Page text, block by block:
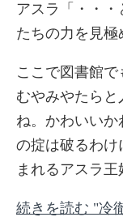
アスラ「・・・
たちの力を見極
ここで図書館で
むやみやたら
ね。かわいい
の掟は破るわ
まれるアスラ王
続きを読む "冷